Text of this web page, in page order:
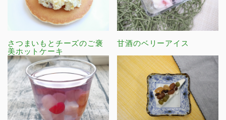
さつまいもとチーズのご褒
美ホットケーキ
甘酒のベリーアイス